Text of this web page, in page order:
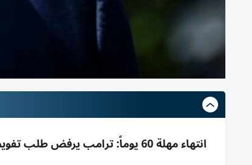
انتهاء مهلة 60 يوماً: ترامب